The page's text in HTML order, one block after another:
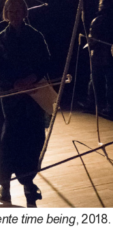
time being,